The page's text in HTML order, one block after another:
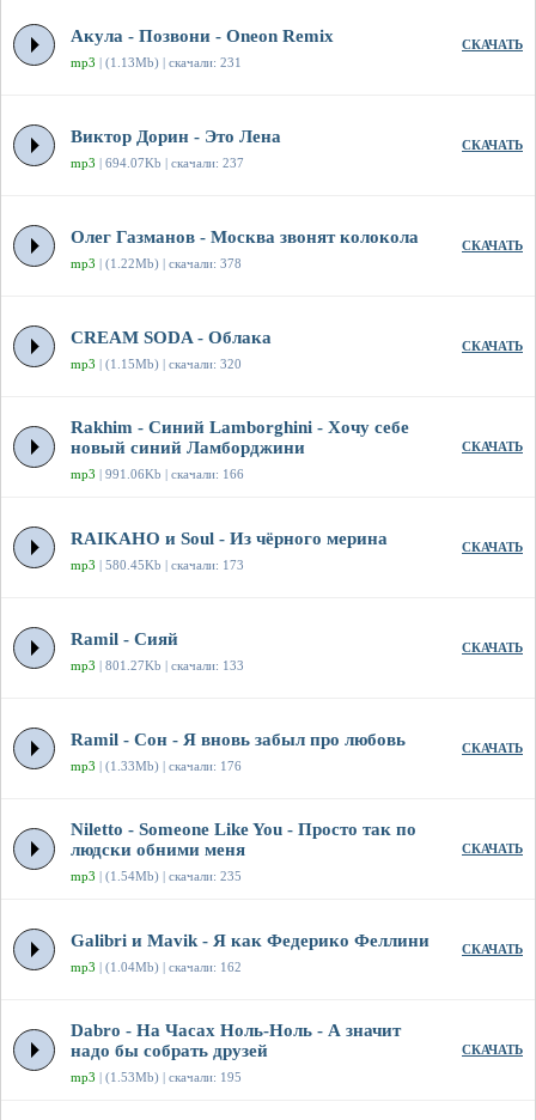
Акула - Позвони - Oneon Remix
mp3 | (1.13Mb) | скачали: 231
СКАЧАТЬ
Виктор Дорин - Это Лена
mp3 | 694.07Kb | скачали: 237
СКАЧАТЬ
Олег Газманов - Москва звонят колокола
mp3 | (1.22Mb) | скачали: 378
СКАЧАТЬ
CREAM SODA - Облака
mp3 | (1.15Mb) | скачали: 320
СКАЧАТЬ
Rakhim - Синий Lamborghini - Хочу себе
новый синий Ламборджини
mp3 | 991.06Kb | скачали: 166
СКАЧАТЬ
RAIKAHO и Soul - Из чёрного мерина
mp3 | 580.45Kb | скачали: 173
СКАЧАТЬ
Ramil - Сияй
mp3 | 801.27Kb | скачали: 133
СКАЧАТЬ
Ramil - Сон - Я вновь забыл про любовь
mp3 | (1.33Mb) | скачали: 176
СКАЧАТЬ
Niletto - Someone Like You - Просто так по
людски обними меня
mp3 | (1.54Mb) | скачали: 235
СКАЧАТЬ
Galibri и Mavik - Я как Федерико Феллини
mp3 | (1.04Mb) | скачали: 162
СКАЧАТЬ
Dabro - На Часах Ноль-Ноль - А значит
надо бы собрать друзей
mp3 | (1.53Mb) | скачали: 195
СКАЧАТЬ